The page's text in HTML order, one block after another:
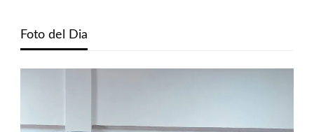
Foto del Dia